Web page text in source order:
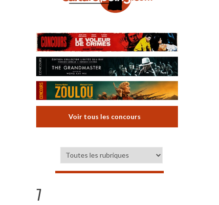
Voir tous les concours
7